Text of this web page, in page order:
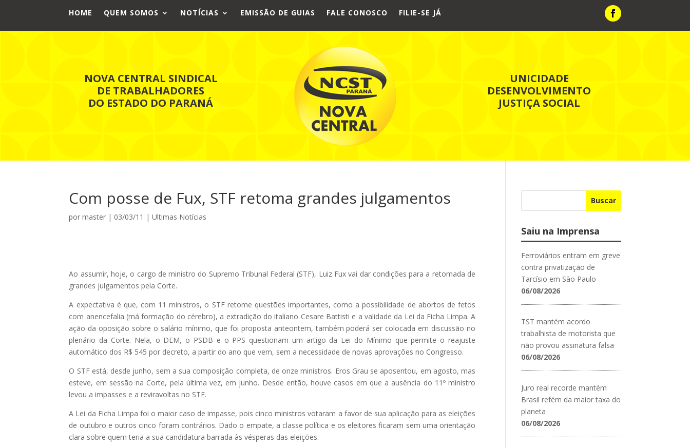
HOME QUEM SOMOS NOTÍCIAS EMISSÃO DE GUIAS FALE CONOSCO FILIE-SE JÁ
NOVA CENTRAL SINDICAL
DE TRABALHADORES
DO ESTADO DO PARANÁ
UNICIDADE
DESENVOLVIMENTO
JUSTIÇA SOCIAL
Com posse de Fux, STF retoma grandes julgamentos
pormaster | 03/03/11 |Ultimas Notícias
Ao assumir, hoje, o cargo de ministro do Supremo Tribunal Federal (STF), Luiz Fux vai dar condições para a retomada de
grandes julgamentos pela Corte.
A expectativa é que, com 11 ministros, o STF retome questões importantes, como a possibilidade de abortos de fetos
com anencefalia (má formação do cérebro), a extradição do italiano Cesare Battisti e a validade da Lei da Ficha Limpa. A
ação da oposição sobre o salário mínimo, que foi proposta anteontem, também poderá ser colocada em discussão no
plenário da Corte. Nela, o DEM, o PSDB e o PPS questionam um artigo da Lei do Mínimo que permite o reajuste
automático dos R$ 545 por decreto, a partir do ano que vem, sem a necessidade de novas aprovações no Congresso.
O STF está, desde junho, sem a sua composição completa, de onze ministros. Eros Grau se aposentou, em agosto, mas
esteve, em sessão na Corte, pela última vez, em junho. Desde então, houve casos em que a ausência do 11º ministro
levou a impasses e a reviravoltas no STF.
A Lei da Ficha Limpa foi o maior caso de impasse, pois cinco ministros votaram a favor de sua aplicação para as eleições
de outubro e outros cinco foram contrários. Dado o empate, a classe política e os eleitores ficaram sem uma orientação
clara sobre quem teria a sua candidatura barrada às vésperas das eleições.
Buscar
Saiu na Imprensa
Ferroviários entram em greve
contra privatização de
Tarcísio em São Paulo
06/08/2026
TST mantém acordo
trabalhista de motorista que
não provou assinatura falsa
06/08/2026
Juro real recorde mantém
Brasil refém da maior taxa do
planeta
06/08/2026